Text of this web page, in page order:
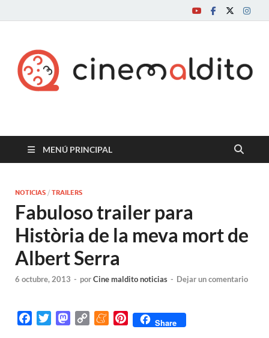
Cine maldito
MENÚ PRINCIPAL
NOTICIAS / TRAILERS
Fabuloso trailer para
Història de la meva mort de
Albert Serra
6 octubre, 2013 - porCine maldito noticias - Dejar un comentario
M
M
P
Share